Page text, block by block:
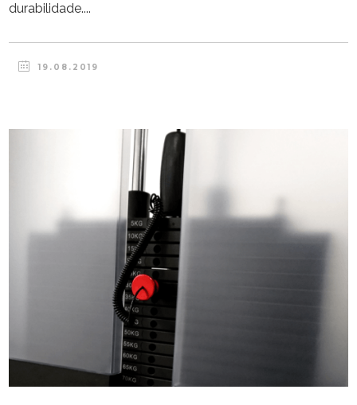
durabilidade....
19.08.2019